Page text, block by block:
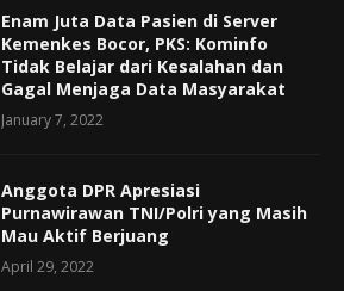
Enam Juta Data Pasien di Server
Kemenkes Bocor, PKS: Kominfo
Tidak Belajar dari Kesalahan dan
Gagal Menjaga Data Masyarakat
January 7, 2022
Anggota DPR Apresiasi
Purnawirawan TNI/Polri yang Masih
Mau Aktif Berjuang
April 29, 2022